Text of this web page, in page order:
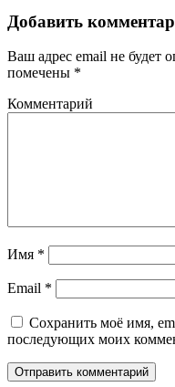
Добавить
Ваш адрес email не будет
помечены *
Комментарий
Имя *
Email *
Сохранить моё имя,
последующих моих